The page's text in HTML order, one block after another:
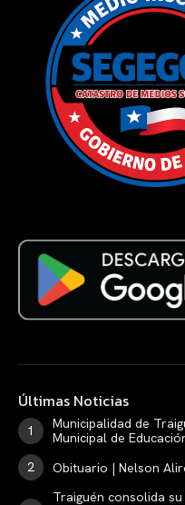
Últimas Noticias
Municipalidad de
Municipal de
Obituario | Nelson
Traiguén consolida